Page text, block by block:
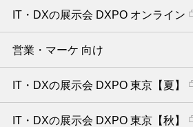
IT・DXの展示会 DXPO オンライン
営業・マーケ 向け
IT・DXの展示会 DXPO 東京【夏】
IT・DXの展示会 DXPO 東京【秋】